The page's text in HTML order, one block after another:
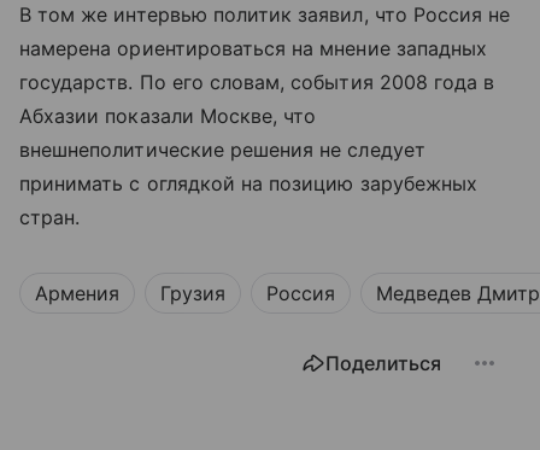
В том же интервью политик заявил, что Россия не
намерена ориентироваться на мнение западных
государств. По его словам, события 2008 года в
Абхазии показали Москве, что
внешнеполитические решения не следует
принимать с оглядкой на позицию зарубежных
стран.
Армения Грузия Россия Медведев
Поделиться